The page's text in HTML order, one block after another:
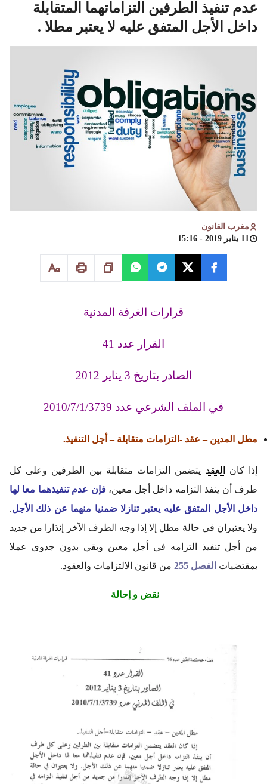
عدم تنفيذ الطرفين التزاماتهما المتقابلة
داخل الأجل المتفق عليه لا يعتبر مطلا .
مغرب القانون
11 يناير 2019 - 15:16
قرارات الغرفة المدنية
القرار عدد 41
الصادر بتاريخ 3 يناير 2012
في الملف الشرعي عدد 2010/7/1/3739
مطل المدين – عقد -التزامات متقابلة – أجل التنفيذ.
إذا كان العقد يتضمن التزامات متقابلة بين الطرفين وعلى كل
طرف أن ينفذ التزامه داخل أجل معين،فإن عدم تنفيذهما معا لها
داخل الأجل المتفق عليه يعتبر تنازلا ضمنيا منهما عن ذلك الأجل.
ولا يعتبران في حالة مطل إلا إذا وجه الطرف الآخر إنذارا من جديد
من أجل تنفيذ التزامه في أجل معين وبقي بدون جدوى عملا
بمقتضيات الفصل 255 من قانون الالتزامات والعقود.
نقض و إحالة